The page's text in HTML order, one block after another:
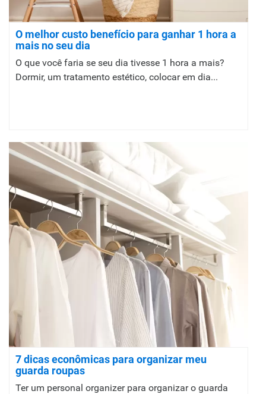
O melhor custo benefício para ganhar 1 hora a
mais no seu dia
O que você faria se seu dia tivesse 1 hora a mais?
Dormir, um tratamento estético, colocar em dia...
7 dicas econômicas para organizar meu
guarda roupas
Ter um personal organizer para organizar o guarda